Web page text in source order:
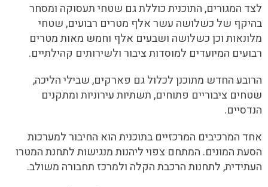
לצד המגורים, התוכנית כוללת גם שטחי תעסוקה ומסחר
בהיקף של כשלושה עשר אלף מטרים רבועים, שטחי
מלונאות וכן כשלושה ושבעים אלף וחמש מאות מטרים
רבועים המיועדים למוסדות ציבור ולשירותים קהילתיים.
הרובע החדש מתוכנן לכלול גם פארקים, שבילי הליכה,
שטחים ציבוריים פתוחים, תשתיות עירוניות ומתקנים
הנדסיים.
אחד המרכיבים המרכזיים בתוכנית הוא החיבור למערכות
הסעת המונים. המתחם צפוי ליהנות מנגישות לתחנת המטרו
העתידית, לתחנות הרכבת הקלה ולמרכז תחבורה משולב.